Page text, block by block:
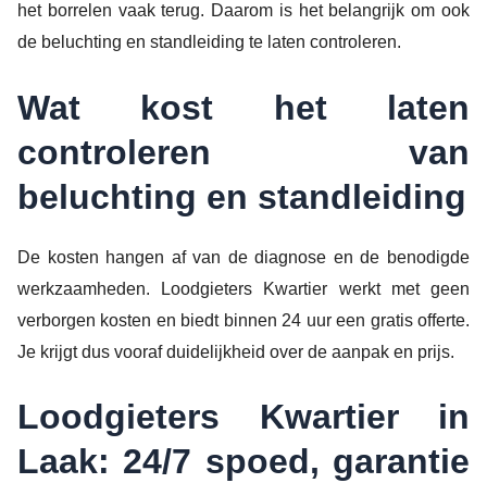
het borrelen vaak terug. Daarom is het belangrijk om ook
de beluchting en standleiding te laten controleren.
Wat kost het laten
controleren van
beluchting en standleiding
De kosten hangen af van de diagnose en de benodigde
werkzaamheden. Loodgieters Kwartier werkt met geen
verborgen kosten en biedt binnen 24 uur een gratis offerte.
Je krijgt dus vooraf duidelijkheid over de aanpak en prijs.
Loodgieters Kwartier in
Laak: 24/7 spoed, garantie